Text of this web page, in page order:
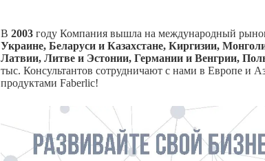
В2003 году Компания вышла на международный
Украине, Беларуси и Казахстане, Киргизии,
Латвии, Литве и Эстонии, Германии и Венгрии,
тыс. Консультантов сотрудничают с нами в Европе и
продуктами Faberlic!